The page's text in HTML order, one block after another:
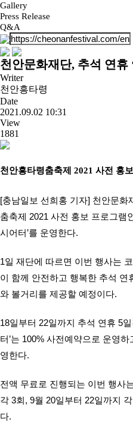
Gallery
Press Release
Q&A
천안문화재단, 추석 연휴
Writer
천안흥타령
Date
2021.09.02 10:31
View
1881
천안흥타령춤축제 2021 사전 홍
[충남일보 선희홍 기자] 천안문화
춤축제 2021 사전 홍보 프로그램
시어터’를 운영한다.
1일 재단에 따르면 이번 행사는
이 함께 안전하고 행복한 추석
와 볼거리를 제공할 예정이다.
18일부터 22일까지 추석 연휴 5
터’는 100% 사전예약으로 운영
영한다.
전액 무료로 진행되는 이번 행사
각 3회, 9월 20일부터 22일까지
다.